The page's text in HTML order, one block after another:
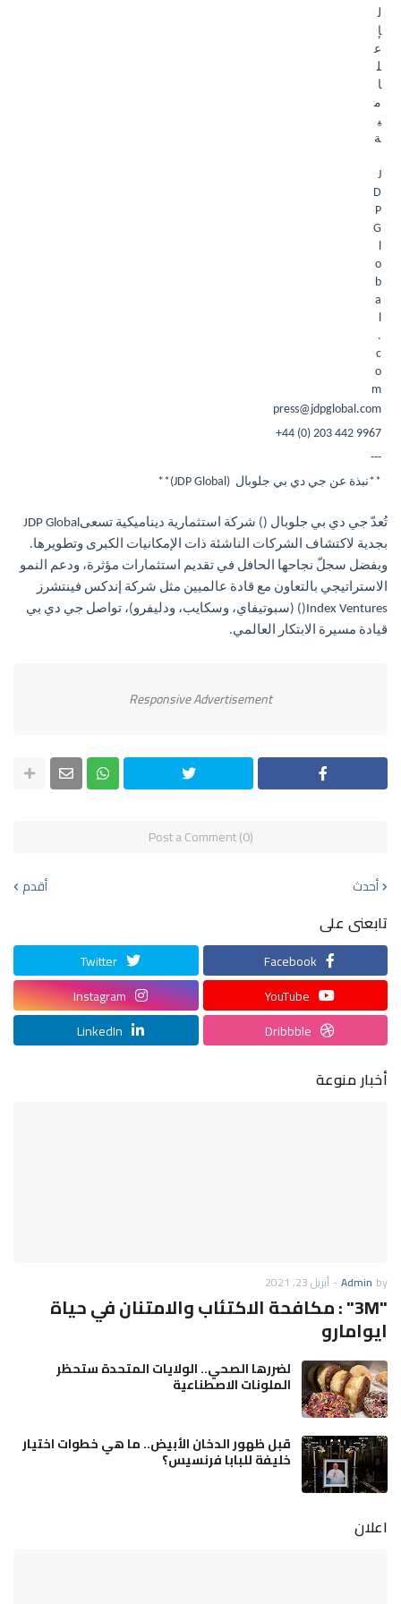
ل
إ
ع
ل
ا
م
ي
ة
J
D
P
G
o
b
a
.
c
o
m
press@jdpglobal.com
+44 (0) 203 442 9967
---
**نبذة عن جي دي بي جلوبال (JDP Global)
**
تُعدّ جي دي بي جلوبال ( JDP Global) شركة استثمارية ديناميكية تسعى
بجدية لاكتشاف الشركات الناشئة ذات الإمكانيات الكبرى وتطويرها.
وبفضل سجلّ نجاحها الحافل في تقديم استثمارات مؤثرة، ودعم النمو
الاستراتيجي بالتعاون مع قادة عالميين مثل شركة إندكس فينتشرز
(Index Ventures ) (سبوتيفاي، وسكايب، ودليفرو)، تواصل جي دي بي
قيادة مسيرة الابتكار العالمي.
Responsive Advertisement
Post a Comment (0)
أحدث أقدم
تابعنى على
Facebook
Twitter
YouTube
Instagram
Dribbble
LinkedIn
أخبار منوعة
by
Admin
- أبريل 23, 2021
"3M" : مكافحة الاكتئاب والامتنان في حياة
ايوامارو
لضررها الصحي.. الولايات المتحدة ستحظر
الملونات الاصطناعية
قبل ظهور الدخان الأبيض.. ما هي خطوات اختيار
خليفة للبابا فرنسيس؟
اعلان